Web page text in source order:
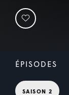
ÉPISODES
SAISON 2